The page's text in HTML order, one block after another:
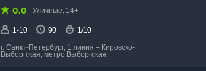
0.0 Уличные, 14+
1-10 90 1/10
г. Санкт-Петербург, 1 линия – Кировско-
Выборгская, метро Выборгская